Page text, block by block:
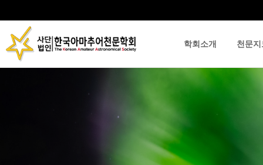
학회소개 천문
하위분류 하위분류